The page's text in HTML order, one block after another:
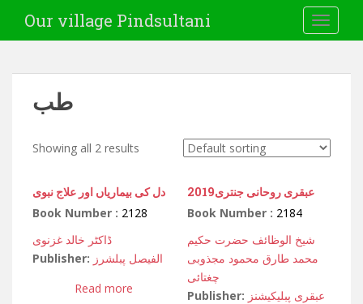
Our village Pindsultani
طب
Showing all 2 results
دل کی بیماریاں اور علاج نبوی
Book Number : 2128
ڈاکٹر خالد غزنوی
Publisher: الفیصل پبلشرز
Read more
عبقری روحانی جنتری2019
Book Number : 2184
شیخ الوظائف حضرت حکیم
محمد طارق محمود مجذوبی
چغتائی
Publisher: عبقری پبلیکیشنز